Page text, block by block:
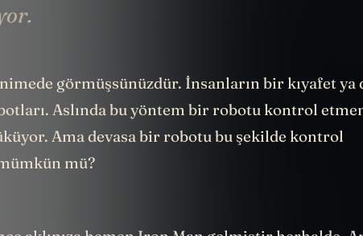
görmüşsünüzdür. İnsanların bir kıyafet ya
Aslında bu yöntem bir robotu kontrol
Ama devasa bir robotu bu şekilde kontrol
mü?